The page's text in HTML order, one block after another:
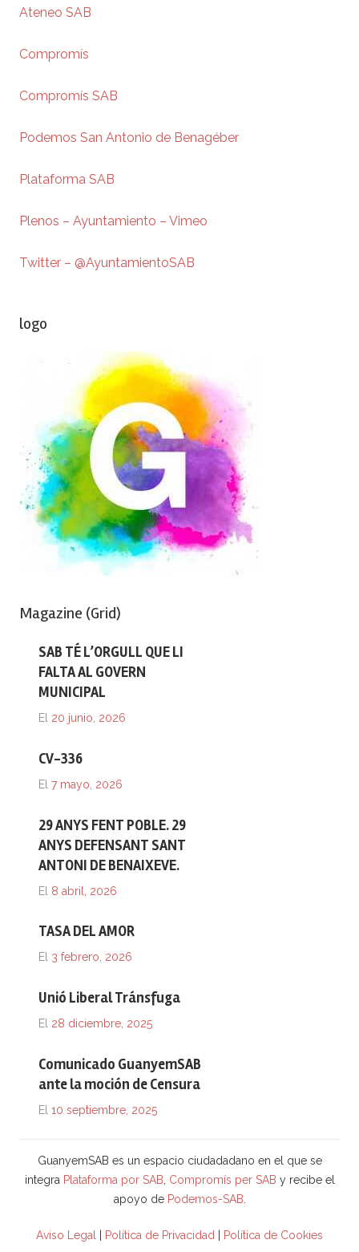
Ateneo SAB
Compromís
Compromís SAB
Podemos San Antonio de Benagéber
Plataforma SAB
Plenos – Ayuntamiento – Vimeo
Twitter – @AyuntamientoSAB
logo
Magazine (Grid)
SAB TÉ L’ORGULL QUE LI
FALTA AL GOVERN
MUNICIPAL
El 20 junio, 2026
CV-336
El 7 mayo, 2026
29 ANYS FENT POBLE. 29
ANYS DEFENSANT SANT
ANTONI DE BENAIXEVE.
El 8 abril, 2026
TASA DEL AMOR
El 3 febrero, 2026
Unió Liberal Tránsfuga
El 28 diciembre, 2025
Comunicado GuanyemSAB
ante la moción de Censura
El 10 septiembre, 2025
GuanyemSAB es un espacio ciudadadano en el que se
integra Plataforma por SAB Compromís per SAB y recibe el
apoyo de Podemos-SAB
Aviso Legal Política de Privacidad Política de Cookies